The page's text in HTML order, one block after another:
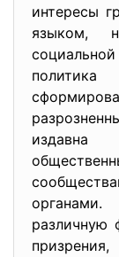
интересы
языком,
издавна
различную